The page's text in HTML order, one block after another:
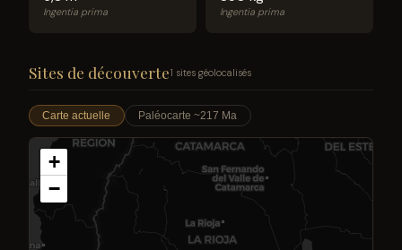
Ingentia prima Ingentia prima
Sites de découverte1 sites géolocalisés
Carte actuelle Paléocarte ~217 Ma
+
−